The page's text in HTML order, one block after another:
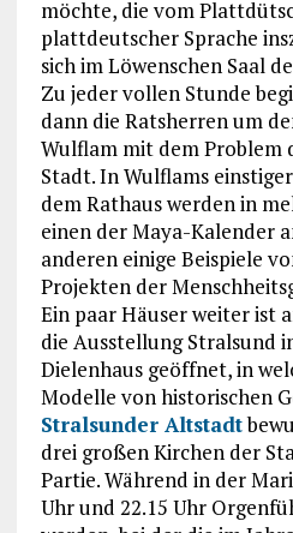
möchte, die vom
plattdeutscher Sprache
sich im Löwenschen Saal
Zu jeder vollen Stunde
dann die Ratsherren um
Wulflam mit dem Problem
Stadt. In Wulflams
dem Rathaus werden in
einen der Maya-Kalender
anderen einige Beispiele
Projekten der
Ein paar Häuser weiter ist
die Ausstellung Stralsund
Dielenhaus geöffnet, in
Modelle von historischen
Stralsunder Altstadt
drei großen Kirchen der
Partie. Während in der
Uhr und 22.15 Uhr